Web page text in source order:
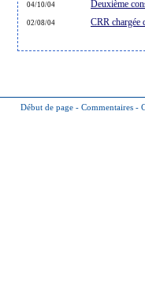
04/10/04 Deuxième
02/08/04 CRR chargée
Début de page - Commentaires -